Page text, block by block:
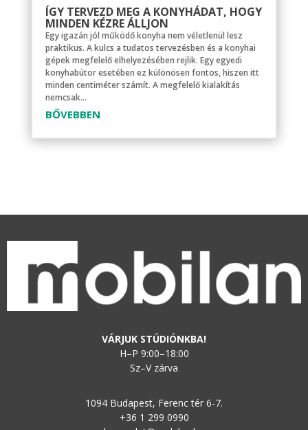
ÍGY TERVEZD MEG A KONYHÁDAT, HOGY
MINDEN KÉZRE ÁLLJON
Egy igazán jól működő konyha nem véletlenül lesz
praktikus. A kulcs a tudatos tervezésben és a konyhai
gépek megfelelő elhelyezésében rejlik. Egy egyedi
konyhabútor esetében ez különösen fontos, hiszen itt
minden centiméter számít. A megfelelő kialakítás
nemcsak...
BŐVEBBEN
VÁRJUK STÚDIÓNKBA!
H–P 9:00–18:00
Sz–V zárva
1094 Budapest, Ferenc tér 6-7.
+36 1 299 0990